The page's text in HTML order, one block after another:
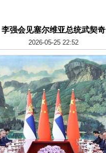
李强会见塞尔维亚总统武契奇
2026-05-25 22:52